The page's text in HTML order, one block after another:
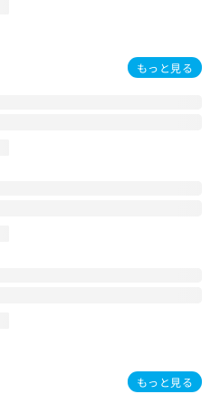
もっと見る
もっと見る